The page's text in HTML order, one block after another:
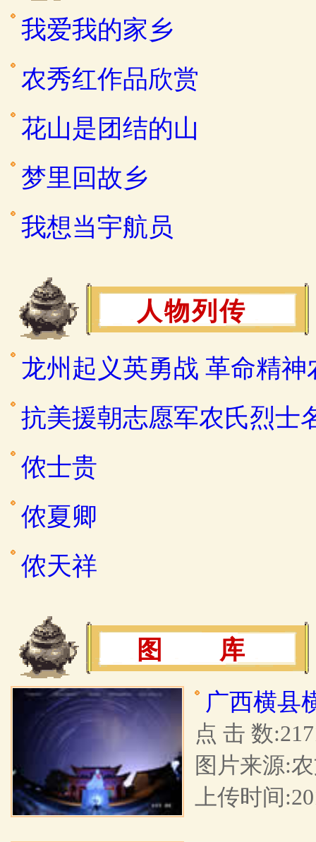
我爱我的家乡
农秀红作品欣赏
花山是团结的山
梦里回故乡
我想当宇航员
人物列传
龙州起义英勇战 革命精
抗美援朝志愿军农氏烈士
侬士贵
侬夏卿
侬天祥
图 库
广西横县
点 击 数
图片来源:
上传时间